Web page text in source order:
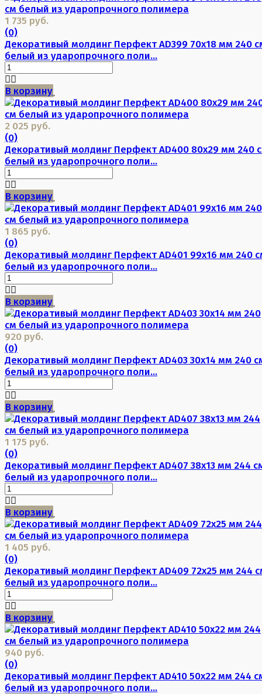
1 735 руб.
(0)
Декоративый молдинг Перфект AD399 70х18 мм 240
белый из ударопрочного поли...
В корзину
2 025 руб.
(0)
Декоративый молдинг Перфект AD400 80х29 мм 240
белый из ударопрочного поли...
В корзину
1 865 руб.
(0)
Декоративый молдинг Перфект AD401 99х16 мм 240
белый из ударопрочного поли...
В корзину
920 руб.
(0)
Декоративый молдинг Перфект AD403 30х14 мм 240
белый из ударопрочного поли...
В корзину
1 175 руб.
(0)
Декоративый молдинг Перфект AD407 38х13 мм 244
белый из ударопрочного поли...
В корзину
1 405 руб.
(0)
Декоративый молдинг Перфект AD409 72х25 мм 244
белый из ударопрочного поли...
В корзину
940 руб.
(0)
Декоративый молдинг Перфект AD410 50х22 мм 244
белый из ударопрочного поли...